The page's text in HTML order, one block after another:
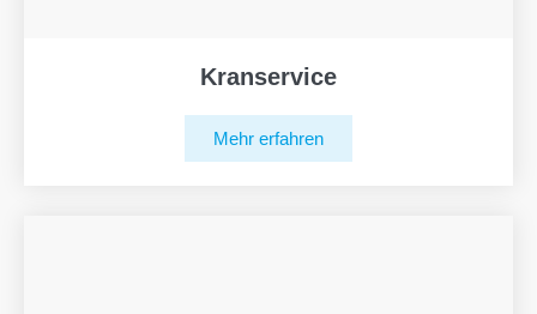
Kranservice
Mehr erfahren